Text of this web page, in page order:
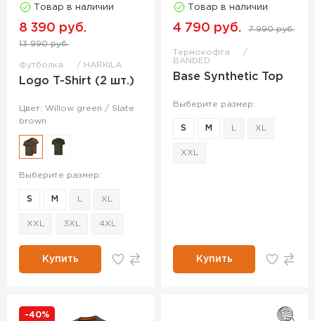
Товар в наличии
8 390 руб.
13 990 руб.
Футболка HARKILA
Logo T-Shirt (2 шт.)
Цвет: Willow green / Slate
brown
Выберите размер:
S M XL
XXL 3XL 4XL
Купить
Товар в наличии
4 790 руб. 7 990 руб.
Термокофта
BANDED
Base Synthetic Top
Выберите размер:
S M XL
XXL
Купить
-40%